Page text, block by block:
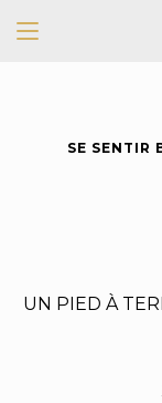
SE SENTIR
UN PIED À